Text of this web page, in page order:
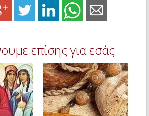
επίσης για εσάς